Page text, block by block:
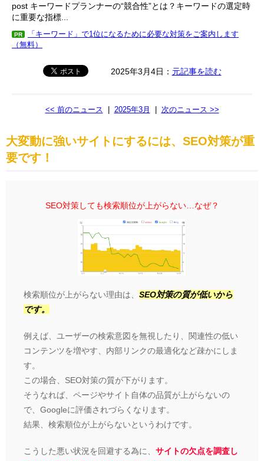
post キーワードプランナーの“競合性”とは？キーワードの選定時
に重要な指標...
PR
「キーワード」で1位になるために必要な対策をご案内します
（無料）
2025年3月4日： 元記事を読む
<< 前のニュース 2025年3月 次のニュース >>
大変動に強いサイトにするには、SEO対策が重
要です！
SEO対策しても検索順位が上がらない…なぜ？
検索順位が上がらない理由は、 SEO対策の質が低いから
です。
例えば、ユーザーの検索意図を無視したり、関連性の低い
コンテンツを増やす、内部リンクの最適化など疎かにしま
す。
この場合、SEO対策の質が下がります。
そうなれば、ページやサイト自体の品質が上がらないの
で、Googleに評価されづらくなります。
結果、検索順位が上がらないというわけです。
こうした悪い状況を回避する為に、 サイトの欠点を調査し